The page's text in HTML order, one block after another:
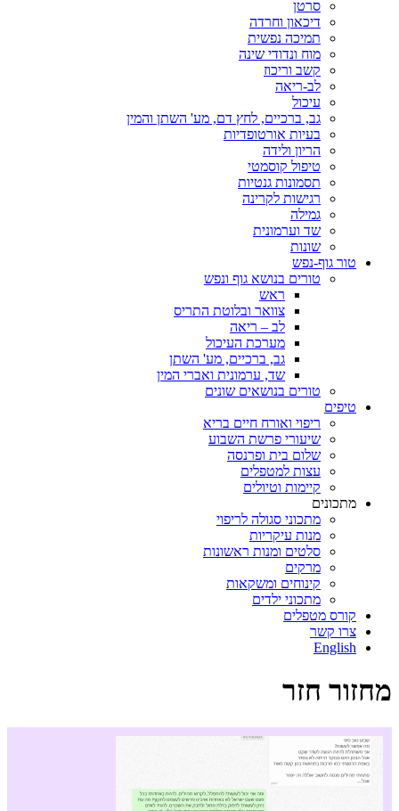
סרטן
דיכאון וחרדה
תמיכה נפשית
מוח ונדודי שינה
קשב וריכוז
לב-ריאה
עיכול
גב, ברכיים, לחץ דם, מע' השתן והמין
בעיות אורטופדיות
הריון ולידה
טיפול קוסמטי
תסמונות גנטיות
רגישות לקרינה
גמילה
שד וערמונית
שונות
טור גוף-נפש
טורים בנושא גוף ונפש
ראש
צוואר ובלוטת התריס
לב – ריאה
מערכת העיכול
גב, ברכיים, מע' השתן
שד, ערמונית ואברי המין
טורים בנושאים שונים
טיפים
ריפוי ואורח חיים בריא
שיעורי פרשת השבוע
שלום בית ופרנסה
עצות למטפלים
קיימות וטיולים
מתכונים
מתכוני סגולה לריפוי
מנות עיקריות
סלטים ומנות ראשונות
מרקים
קינוחים ומשקאות
מתכוני ילדים
קורס מטפלים
צרו קשר
English
מחזור חזר